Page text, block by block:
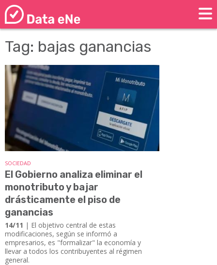
Tag: bajas ganancias
SOCIEDAD
El Gobierno analiza eliminar el
monotributo y bajar
drásticamente el piso de
ganancias
14/11 | El objetivo central de estas
modificaciones, según se informó a
empresarios, es "formalizar" la economía y
llevar a todos los contribuyentes al régimen
general.